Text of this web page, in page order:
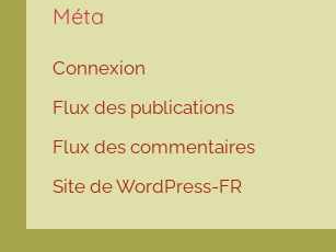
Méta
Connexion
Flux des publications
Flux des commentaires
Site de WordPress-FR